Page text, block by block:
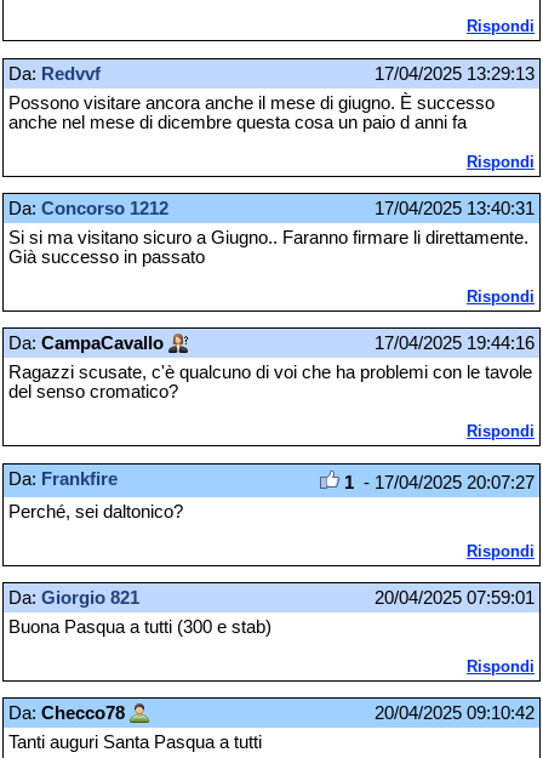
Rispondi
Da: Redvvf
17/04/2025 13:29:13
Possono visitare ancora anche il mese di giugno. È successo
anche nel mese di dicembre questa cosa un paio d anni fa
Rispondi
Da: Concorso 1212
17/04/2025 13:40:31
Si si ma visitano sicuro a Giugno.. Faranno firmare li direttamente.
Già successo in passato
Rispondi
Da: CampaCavallo
17/04/2025 19:44:16
Ragazzi scusate, c'è qualcuno di voi che ha problemi con le tavole
del senso cromatico?
Rispondi
Da: Frankfire 1 - 17/04/2025 20:07:27
Perché, sei daltonico?
Rispondi
Da: Giorgio 821
20/04/2025 07:59:01
Buona Pasqua a tutti (300 e stab)
Rispondi
Da: Checco78
20/04/2025 09:10:42
Tanti auguri Santa Pasqua a tutti